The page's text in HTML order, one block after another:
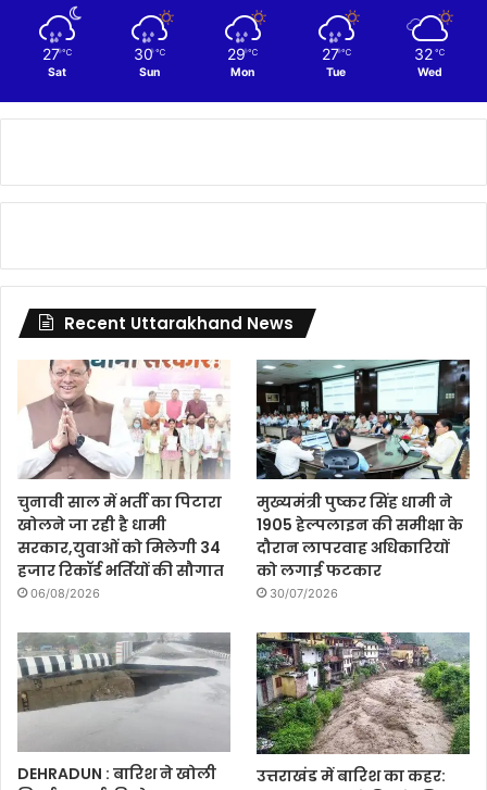
27 ℃
Sat
30 ℃
Sun
29 ℃
Mon
27 ℃
Tue
32 ℃
Wed
Recent Uttarakhand News
चुनावी साल में भर्ती का पिटारा
खोलने जा रही है धामी
सरकार,युवाओं को मिलेगी 34
हजार रिकॉर्ड भर्तियों की सौगात
06/08/2026
मुख्यमंत्री पुष्कर सिंह धामी ने
1905 हेल्पलाइन की समीक्षा के
दौरान लापरवाह अधिकारियों
को लगाई फटकार
30/07/2026
DEHRADUN : बारिश ने खोली
उत्तराखंड में बारिश का कहर: